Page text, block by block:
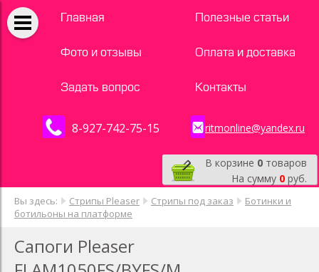
Главная Полезные статьи
Фото и отзывы Оплата и доставка
Задать вопрос Контакты
8-927-742-75-15 ritmonline@yandex.ru
В корзине 0 товаров
На сумму 0 руб.
Вы здесь: Стрипы Pleaser Стрипы под заказ
Ботинки и
ботильоны на платформе
Сапоги Pleaser